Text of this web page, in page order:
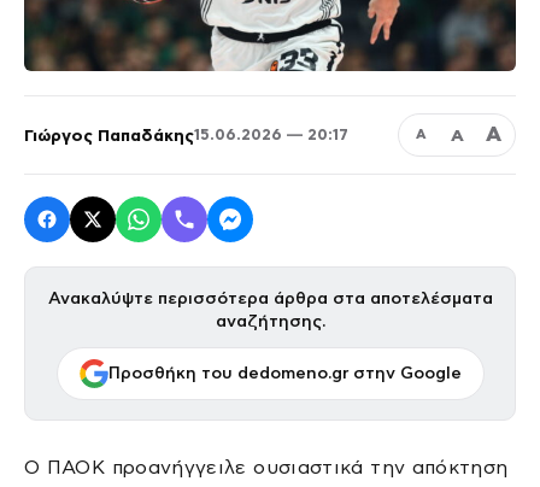
Γιώργος Παπαδάκης15.06.2026 — 20:17 Α Α Α
Ανακαλύψτε περισσότερα άρθρα στα αποτελέσματα
αναζήτησης.
Προσθήκη του dedomeno.gr στην Google
Ο ΠΑΟΚ προανήγγειλε ουσιαστικά την απόκτηση